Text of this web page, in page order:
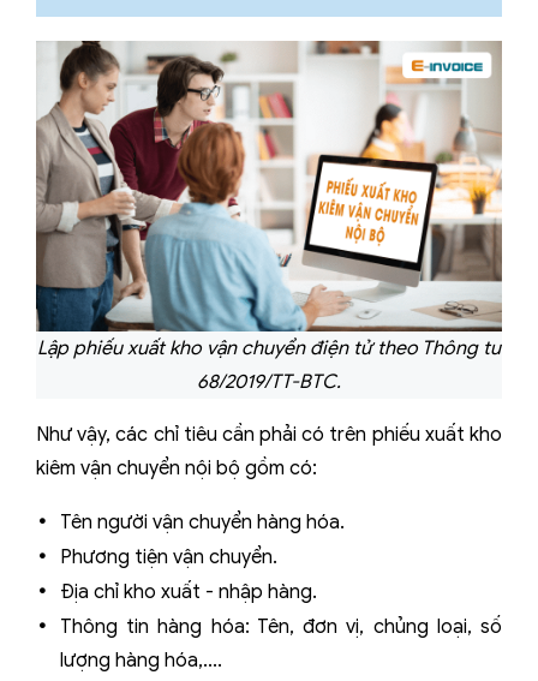
Lập phiếu xuất kho vận chuyển điện tử theo Thông tư
68/2019/TT-BTC.
Như vậy, các chỉ tiêu cần phải có trên phiếu xuất kho
kiêm vận chuyển nội bộ gồm có:
Tên người vận chuyển hàng hóa.
Phương tiện vận chuyển.
Địa chỉ kho xuất - nhập hàng.
Thông tin hàng hóa: Tên, đơn vị, chủng loại, số
lượng hàng hóa,....